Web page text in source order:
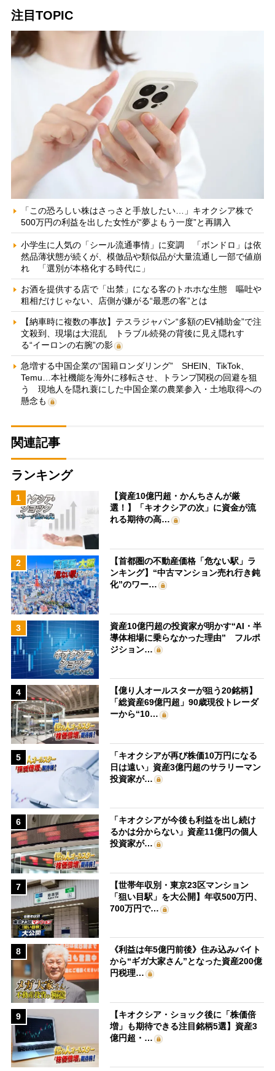
注目TOPIC
「この恐ろしい株はさっさと手放したい…」キオクシア株で
500万円の利益を出した女性が“夢よもう一度”と再購入
小学生に人気の「シール流通事情」に変調 「ボンドロ」は依
然品薄状態が続くが、模倣品や類似品が大量流通し一部で値崩
れ 「選別が本格化する時代に」
お酒を提供する店で「出禁」になる客のトホホな生態 嘔吐や
粗相だけじゃない、店側が嫌がる“最悪の客”とは
【納車時に複数の事故】テスラジャパン“多額のEV補助金”で注
文殺到、現場は大混乱 トラブル続発の背後に見え隠れす
る“イーロンの右腕”の影
急増する中国企業の“国籍ロンダリング” SHEIN、TikTok、
Temu…本社機能を海外に移転させ、トランプ関税の回避を狙
う 現地人を隠れ蓑にした中国企業の農業参入・土地取得への
懸念も
関連記事
ランキング
1
【資産10億円超・かんちさんが厳
選！】「キオクシアの次」に資金が流
れる期待の高…
2
【首都圏の不動産価格「危ない駅」ラ
ンキング】“中古マンション売れ行き鈍
化”のワー…
3
資産10億円超の投資家が明かす“AI・半
導体相場に乗らなかった理由” フルポ
ジション…
4
【億り人オールスターが狙う20銘柄】
「総資産69億円超」90歳現役トレーダ
ーから“10…
5
「キオクシアが再び株価10万円になる
日は遠い」資産3億円超のサラリーマン
投資家が…
6
「キオクシアが今後も利益を出し続け
るかは分からない」資産11億円の個人
投資家が…
7
【世帯年収別・東京23区マンション
「狙い目駅」を大公開】年収500万円、
700万円で…
8
《利益は年5億円前後》住み込みバイト
から“ギガ大家さん”となった資産200億
円税理…
9
【キオクシア・ショック後に「株価倍
増」も期待できる注目銘柄5選】資産3
億円超・…